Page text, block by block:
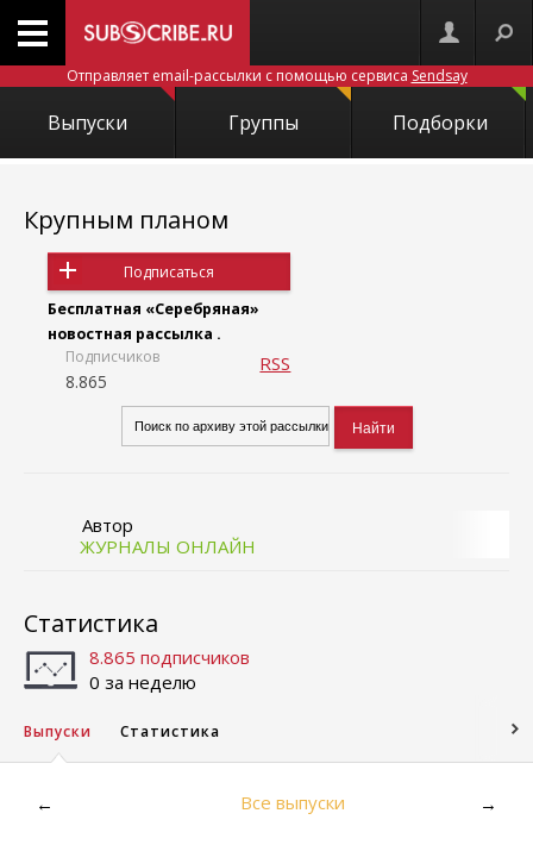
Отправляет email-рассылки с помощью сервиса Sendsay
Выпуски Группы Подборки
Крупным планом
Подписаться
Бесплатная «Серебряная»
новостная рассылка .
Подписчиков
8.865
RSS
Автор
ЖУРНАЛЫ ОНЛАЙН
Статистика
8.865 подписчиков
0 за неделю
Выпуски Статистика
← Все выпуски →